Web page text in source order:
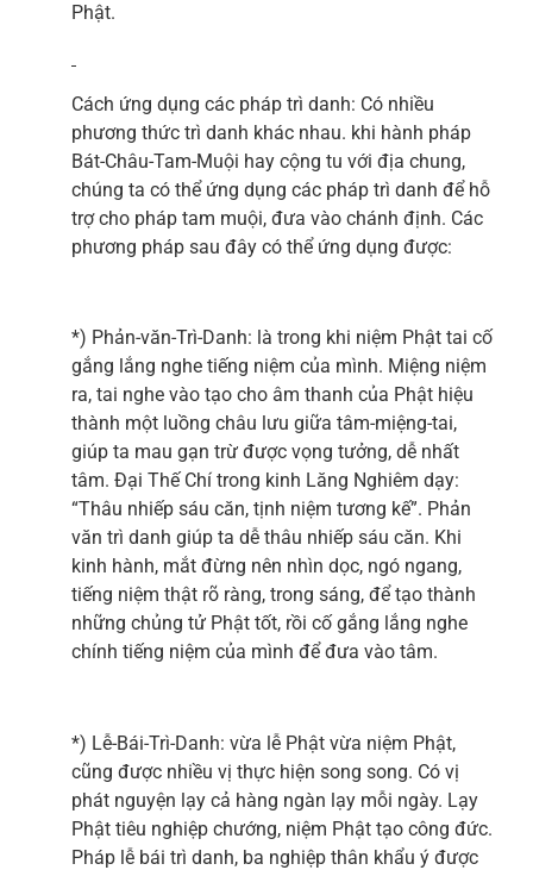
Phật.
Cách ứng dụng các pháp trì danh: Có nhiều
phương thức trì danh khác nhau. khi hành pháp
Bát-Châu-Tam-Muội hay cộng tu với địa chung,
chúng ta có thể ứng dụng các pháp trì danh để hỗ
trợ cho pháp tam muội, đưa vào chánh định. Các
phương pháp sau đây có thể ứng dụng được:
*) Phản-văn-Trì-Danh: là trong khi niệm Phật tai cố
gắng lắng nghe tiếng niệm của mình. Miệng niệm
ra, tai nghe vào tạo cho âm thanh của Phật hiệu
thành một luồng châu lưu giữa tâm-miệng-tai,
giúp ta mau gạn trừ được vọng tưởng, dễ nhất
tâm. Đại Thế Chí trong kinh Lăng Nghiêm dạy:
“Thâu nhiếp sáu căn, tịnh niệm tương kế”. Phản
văn trì danh giúp ta dễ thâu nhiếp sáu căn. Khi
kinh hành, mắt đừng nên nhìn dọc, ngó ngang,
tiếng niệm thật rõ ràng, trong sáng, để tạo thành
những chủng tử Phật tốt, rồi cố gắng lắng nghe
chính tiếng niệm của mình để đưa vào tâm.
*) Lễ-Bái-Trì-Danh: vừa lễ Phật vừa niệm Phật,
cũng được nhiều vị thực hiện song song. Có vị
phát nguyện lạy cả hàng ngàn lạy mỗi ngày. Lạy
Phật tiêu nghiệp chướng, niệm Phật tạo công đức.
Pháp lễ bái trì danh, ba nghiệp thân khẩu ý được